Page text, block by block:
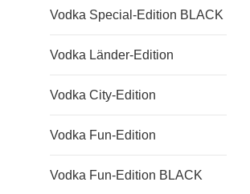
Vodka Special-Edition BLACK
Vodka Länder-Edition
Vodka City-Edition
Vodka Fun-Edition
Vodka Fun-Edition BLACK